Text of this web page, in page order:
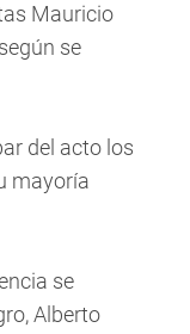
Mauricio
se
del acto los
mayoría
se
Alberto